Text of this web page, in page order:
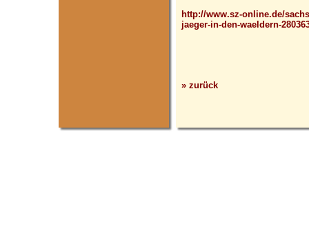
http://www.sz-online.de/
jaeger-in-den-waeldern-
» zurück